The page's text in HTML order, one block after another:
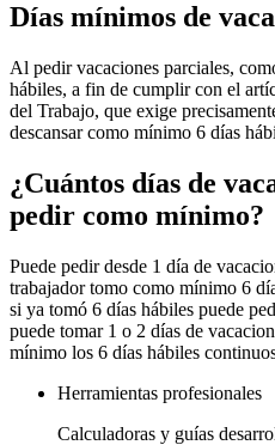
Días mínimos de
Al pedir vacaciones parciales,
hábiles, a fin de cumplir con el
del Trabajo, que exige
descansar como mínimo 6 días
¿Cuántos días de
pedir como mínimo?
Puede pedir desde 1 día de
trabajador tomo como mínimo 6
si ya tomó 6 días hábiles puede
puede tomar 1 o 2 días de
mínimo los 6 días hábiles
Herramientas profesionales
Calculadoras y guías